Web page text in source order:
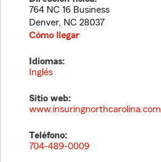
764 NC 16 Business
Denver, NC 28037
Cómo llegar
Idiomas:
Inglés
Sitio web:
www.insuringnorthcarolina.com
Teléfono:
704-489-0009